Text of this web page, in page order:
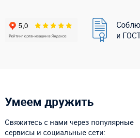
и
Умеем дружить
Свяжитесь с нами через популярные
сервисы и социальные сети: